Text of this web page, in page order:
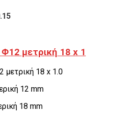
μετρική 18 x 1
μετρική 18 x 1.0
12 mm
18 mm